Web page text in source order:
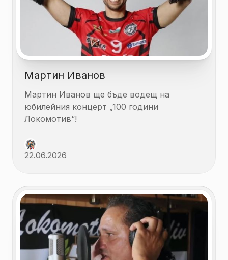
Мартин Иванов
Мартин Иванов ще бъде водещ на
юбилейния концерт „100 години
Локомотив“!
22.06.2026